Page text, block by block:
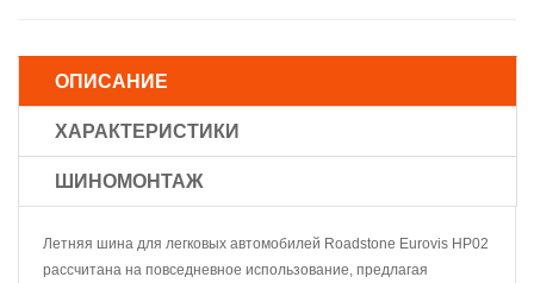
ОПИСАНИЕ
ХАРАКТЕРИСТИКИ
ШИНОМОНТАЖ
Летняя шина для легковых автомобилей Roadstone Eurovis HP02
рассчитана на повседневное использование, предлагая